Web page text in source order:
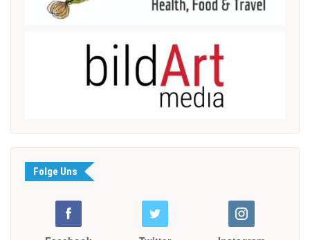
Folge Uns